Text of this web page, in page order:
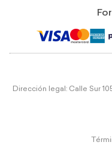
Dirección legal: Calle Sur